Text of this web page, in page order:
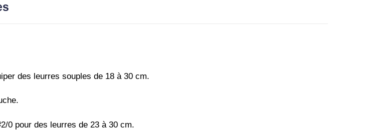
des leurres souples de 18 à 30 cm.
0 pour des leurres de 23 à 30 cm.